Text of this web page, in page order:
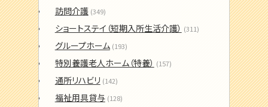
訪問介護 (349)
ショートステイ（短期入所生活介護） (311)
グループホーム (193)
特別養護老人ホーム（特養） (157)
通所リハビリ (142)
福祉用具貸与 (128)